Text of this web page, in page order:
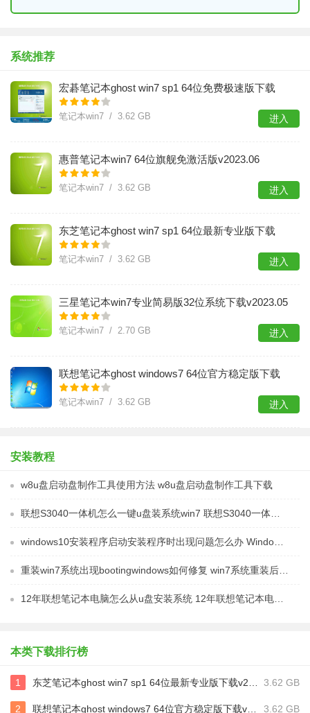
系统推荐
宏碁笔记本ghost win7 sp1 64位免费极速版下载
v2023.06
笔记本win7 / 3.62 GB 进入
惠普笔记本win7 64位旗舰免激活版v2023.06
笔记本win7 / 3.62 GB 进入
东芝笔记本ghost win7 sp1 64位最新专业版下载
v2023.06
笔记本win7 / 3.62 GB 进入
三星笔记本win7专业简易版32位系统下载v2023.05
笔记本win7 / 2.70 GB 进入
联想笔记本ghost windows7 64位官方稳定版下载
v2023.05
笔记本win7 / 3.62 GB 进入
安装教程
w8u盘启动盘制作工具使用方法 w8u盘启动盘制作工具下载
联想S3040一体机怎么一键u盘装系统win7 联想S3040一体机如何使用一键U盘安装Windows 7系统
windows10安装程序启动安装程序时出现问题怎么办 Windows10安装程序启动后闪退怎么解决
重装win7系统出现bootingwindows如何修复 win7系统重装后出现booting windows无法修复
12年联想笔记本电脑怎么从u盘安装系统 12年联想笔记本电脑U盘安装系统教程
本类下载排行榜
1 东芝笔记本ghost win7 sp1 64位最新专业版下载v2023.06 3.62 GB
2 联想笔记本ghost windows7 64位官方稳定版下载v2023.05 3.62 GB